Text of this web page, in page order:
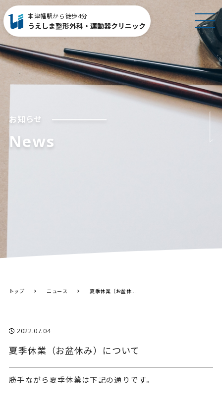
本津幡駅から徒歩4分
うえしま整形外科・運動器クリニック
MEN
U
お知らせ
News
トップ ニュース 夏季休業（お盆休み）について
2022.07.04
夏季休業（お盆休み）について
勝手ながら夏季休業は下記の通りです。